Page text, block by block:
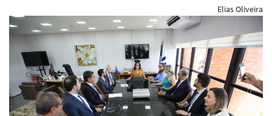
E-
mail
Elias Oliveira